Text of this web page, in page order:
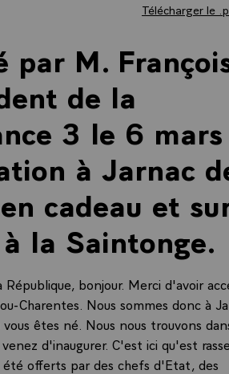
Télécharger le
par M.
de la
3 le 6 mars
à Jarnac
cadeau et
la Saintonge.
bonjour. Merci d'avoir
Charentes. Nous sommes donc à
êtes né. Nous nous trouvons
d'inaugurer. C'est ici qu'est
offerts par des chefs d'Etat, des